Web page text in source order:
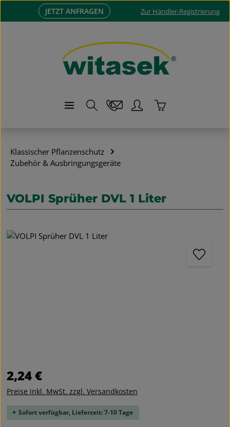
Zum Hauptinhalt springen
JETZT ANFRAGEN Zur Händler-Registrierung
Warenkorb
Klassischer Pflanzenschutz
Zubehör & Ausbringungsgeräte
VOLPI Sprüher DVL 1 Liter
Bildergalerie überspringen
Regulärer Preis:
2,24 €
Preise inkl. MwSt. zzgl. Versandkosten
Sofort verfügbar, Lieferzeit: 7-10 Tage